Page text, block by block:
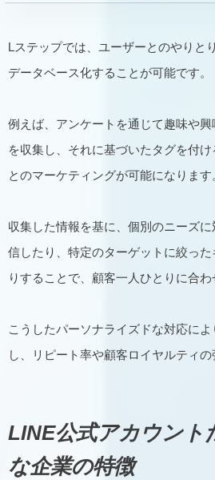
Lステップでは、ユーザーとのやりと
データベース化することが可能です。
例えば、アンケートを通じて趣味や
を収集し、それに基づいたタグを付
とのマーケティングが可能になります
収集した情報を基に、個別のニーズ
信したり、特定のターゲットに絞っ
りすることで、顧客一人ひとりに合わ
こうしたパーソナライズドな対応に
し、リピート率や顧客ロイヤルティの
LINE公式アカウント
な企業の特徴